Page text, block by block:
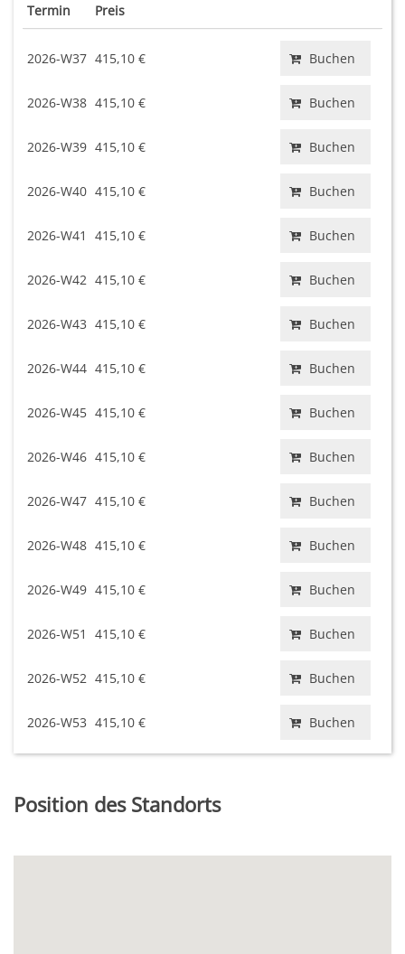
Termin Preis
2026-W37 415,10 € Buchen
2026-W38 415,10 € Buchen
2026-W39 415,10 € Buchen
2026-W40 415,10 € Buchen
2026-W41 415,10 € Buchen
2026-W42 415,10 € Buchen
2026-W43 415,10 € Buchen
2026-W44 415,10 € Buchen
2026-W45 415,10 € Buchen
2026-W46 415,10 € Buchen
2026-W47 415,10 € Buchen
2026-W48 415,10 € Buchen
2026-W49 415,10 € Buchen
2026-W51 415,10 € Buchen
2026-W52 415,10 € Buchen
2026-W53 415,10 € Buchen
Position des Standorts